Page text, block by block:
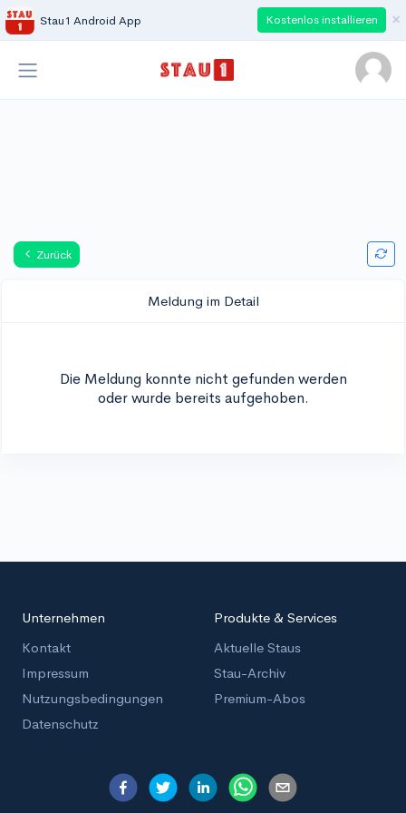
Stau1 Android App Kostenlos installieren ×
Zurück
Meldung im Detail
Die Meldung konnte nicht gefunden werden
oder wurde bereits aufgehoben.
Unternehmen
Kontakt
Impressum
Nutzungsbedingungen
Datenschutz
Produkte & Services
Aktuelle Staus
Stau-Archiv
Premium-Abos